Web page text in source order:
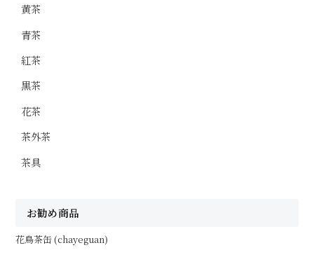
黄茶
青茶
紅茶
黒茶
花茶
茶外茶
茶具
お勧め商品
花鳥茶缶 (chayeguan)